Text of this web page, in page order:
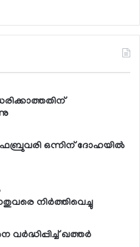
ഒന്നിന് ദോഹയില്‍
നിര്‍ത്തിവെച്ചു
ഖത്തര്‍